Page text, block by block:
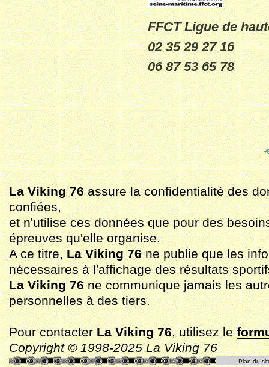
FFCT Ligue de
02 35 29 27 16
06 87 53 65 78
La Viking 76assure la confidentialité des
confiées,
et n'utilise ces données que pour des
épreuves qu'elle organise.
A ce titre,La Viking 76ne publie que les
nécessaires à l'affichage des résultats
La Viking 76ne communique jamais les
personnelles à des tiers.
Pour contacterLa Viking 76, utilisez le
Copyright © 1998-2025 La Viking 76
Plan du